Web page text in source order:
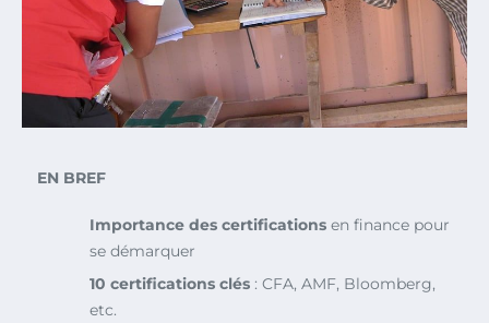
EN BREF
Importance des certifications en finance pour
se démarquer
10 certifications clés : CFA, AMF, Bloomberg,
etc.